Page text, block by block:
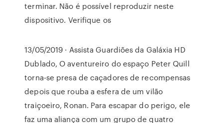
terminar. Não é possível reproduzir neste
dispositivo. Verifique os
13/05/2019 · Assista Guardiões da Galáxia HD
Dublado, O aventureiro do espaço Peter Quill
torna-se presa de caçadores de recompensas
depois que rouba a esfera de um vilão
traiçoeiro, Ronan. Para escapar do perigo, ele
faz uma aliança com um grupo de quatro